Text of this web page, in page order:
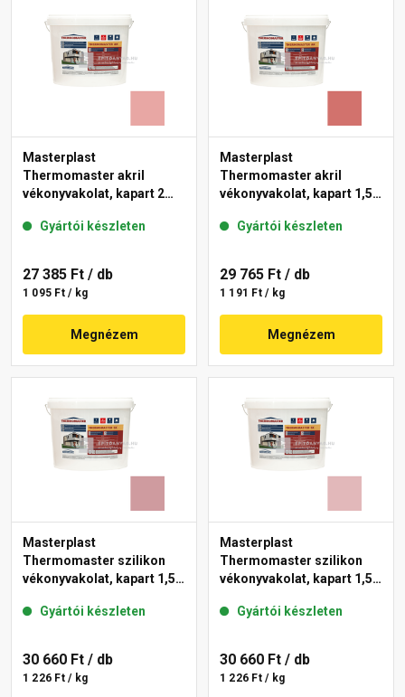
Masterplast
Thermomaster akril
vékonyvakolat, kapart 2
Gyártói készleten
27 385 Ft / db
1 095 Ft / kg
Megnézem
Masterplast
Thermomaster akril
vékonyvakolat, kapart 1,5
Gyártói készleten
29 765 Ft / db
1 191 Ft / kg
Megnézem
Masterplast
Thermomaster szilikon
vékonyvakolat, kapart 1,5
Gyártói készleten
30 660 Ft / db
1 226 Ft / kg
Masterplast
Thermomaster szilikon
vékonyvakolat, kapart 1,5
Gyártói készleten
30 660 Ft / db
1 226 Ft / kg